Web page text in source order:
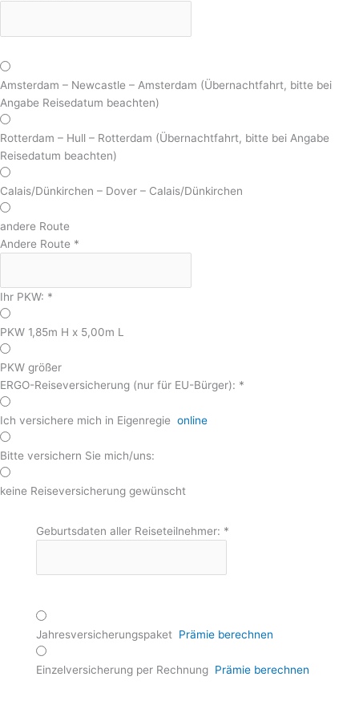
Amsterdam – Newcastle – Amsterdam (Übernachtfahrt, bitte bei
Angabe Reisedatum beachten)
Rotterdam – Hull – Rotterdam (Übernachtfahrt, bitte bei Angabe
Reisedatum beachten)
Calais/Dünkirchen – Dover – Calais/Dünkirchen
andere Route
Andere Route *
Ihr PKW: *
PKW 1,85m H x 5,00m L
PKW größer
ERGO-Reiseversicherung (nur für EU-Bürger): *
Ich versichere mich in Eigenregie online
Bitte versichern Sie mich/uns:
keine Reiseversicherung gewünscht
Geburtsdaten aller Reiseteilnehmer: *
Jahresversicherungspaket Prämie berechnen
Einzelversicherung per Rechnung Prämie berechnen